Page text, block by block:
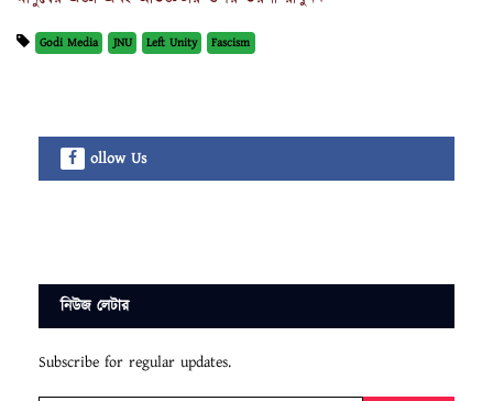
Godi Media JNU Left Unity Fascism
ollow Us
নিউজ লেটার
Subscribe for regular updates.